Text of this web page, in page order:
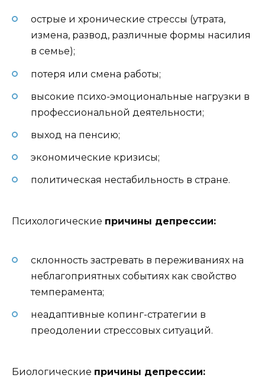
острые и хронические стрессы (утрата,
измена, развод, различные формы насилия
в семье);
потеря или смена работы;
высокие психо-эмоциональные нагрузки в
профессиональной деятельности;
выход на пенсию;
экономические кризисы;
политическая нестабильность в стране.
Психологические причины депрессии:
склонность застревать в переживаниях на
неблагоприятных событиях как свойство
темперамента;
неадаптивные копинг-стратегии в
преодолении стрессовых ситуаций.
Биологические причины депрессии: